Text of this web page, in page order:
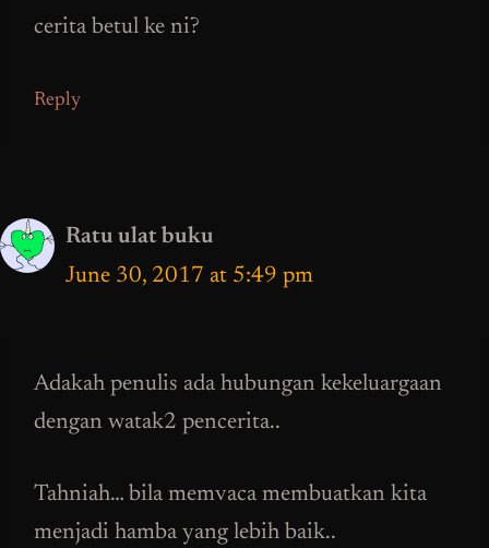
cerita betul ke ni?
Reply
Ratu ulat buku
June 30, 2017 at 5:49 pm
Adakah penulis ada hubungan kekeluargaan
dengan watak2 pencerita..
Tahniah… bila memvaca membuatkan kita
menjadi hamba yang lebih baik..